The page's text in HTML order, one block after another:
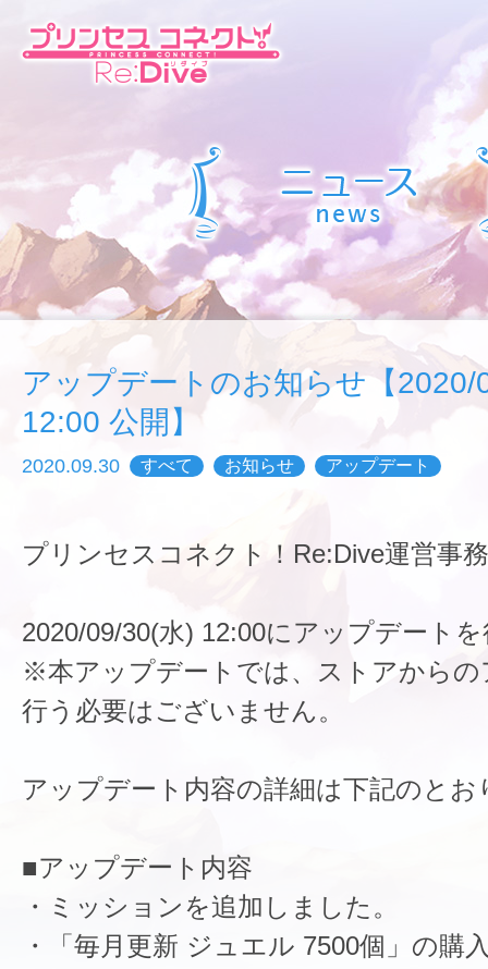
アップデートのお知らせ【2020/
12:00 公開】
2020.09.30 すべて お知らせ アップデート
プリンセスコネクト！Re:Dive運営事
2020/09/30(水) 12:00にアップデート
※本アップデートでは、ストアからの
行う必要はございません。
アップデート内容の詳細は下記のとお
■アップデート内容
・ミッションを追加しました。
・「毎月更新 ジュエル 7500個」の購